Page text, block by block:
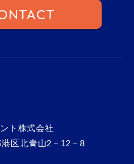
ト株式会社
区北青山2－12－8